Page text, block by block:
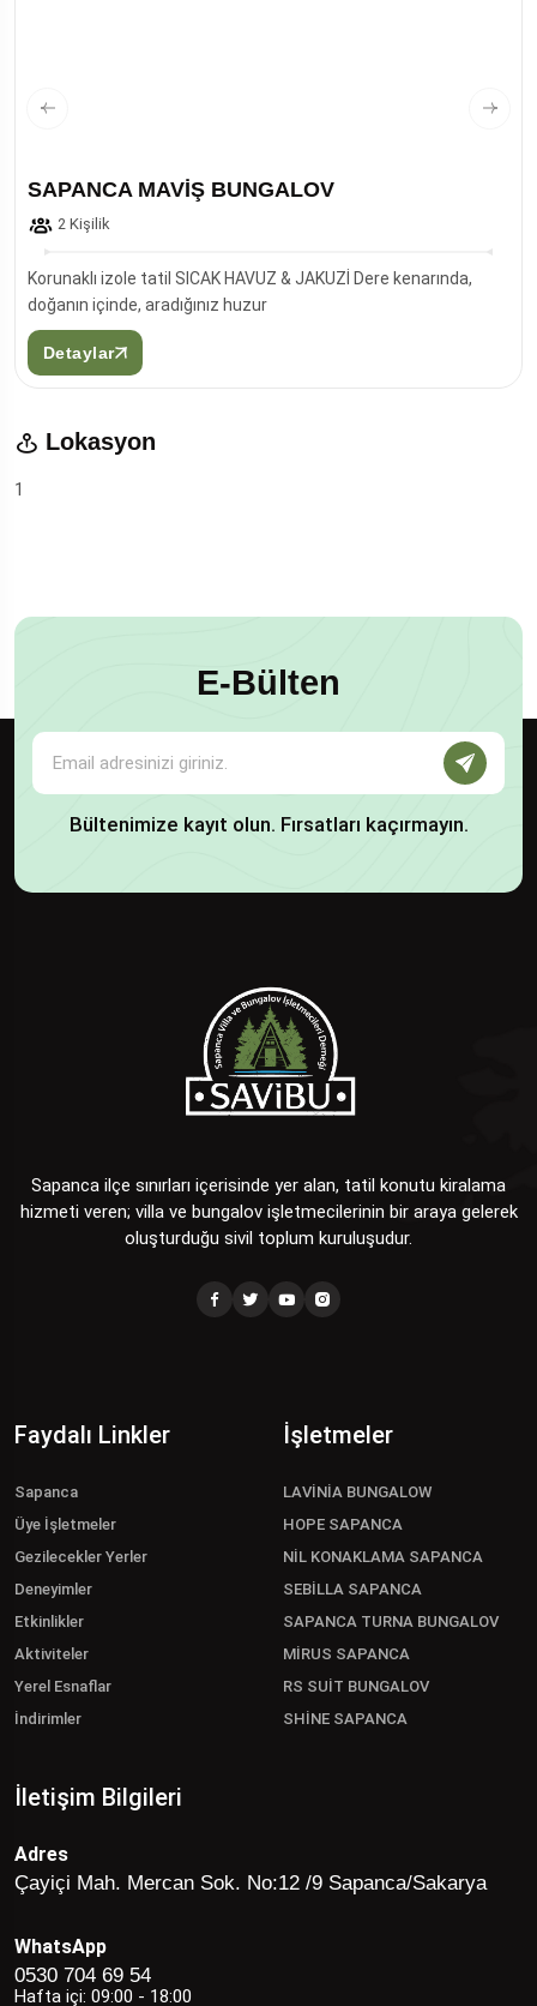
SAPANCA MAVİŞ BUNGALOV
2 Kişilik
Korunaklı izole tatil SICAK HAVUZ & JAKUZİ Dere kenarında,
doğanın içinde, aradığınız huzur
Detaylar
Lokasyon
1
E-Bülten
Bültenimize kayıt olun. Fırsatları kaçırmayın.
Sapanca ilçe sınırları içerisinde yer alan, tatil konutu kiralama
hizmeti veren; villa ve bungalov işletmecilerinin bir araya gelerek
oluşturduğu sivil toplum kuruluşudur.
Faydalı Linkler
Sapanca
Üye İşletmeler
Gezilecekler Yerler
Deneyimler
Etkinlikler
Aktiviteler
Yerel Esnaflar
İndirimler
İşletmeler
LAVİNİA BUNGALOW
HOPE SAPANCA
NİL KONAKLAMA SAPANCA
SEBİLLA SAPANCA
SAPANCA TURNA BUNGALOV
MİRUS SAPANCA
RS SUİT BUNGALOV
SHİNE SAPANCA
İletişim Bilgileri
Adres
Çayiçi Mah. Mercan Sok. No:12 /9 Sapanca/Sakarya
WhatsApp
0530 704 69 54
Hafta içi: 09:00 - 18:00